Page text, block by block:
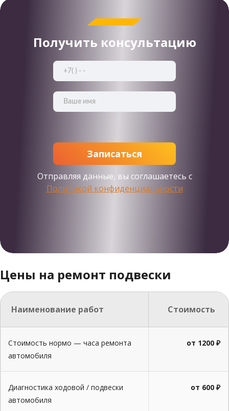
Получить консультацию
Отправляя данные, вы соглашаетесь с
Политикой конфиденциальности
Цены на ремонт подвески
Наименование работ Стоимость
Стоимость нормо — часа ремонта
автомобиля
от 1200 ₽
Диагностика ходовой / подвески
автомобиля
от 600 ₽